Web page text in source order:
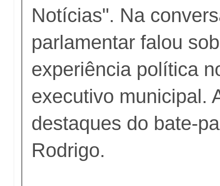
Notícias". Na
parlamentar falou
experiência política
executivo municipal.
destaques do bate-
Rodrigo.